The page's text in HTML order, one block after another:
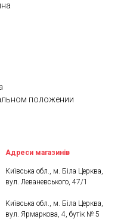
положении
Адреси магазинів
Київська обл., м. Біла Церква,
вул. Леваневського, 47/1
Київська обл., м. Біла Церква,
вул. Ярмаркова, 4, бутік № 5